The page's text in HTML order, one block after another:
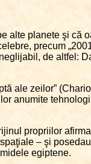
planete şi
precum
de altfel:
ale zeilor”
anumite
propriilor
– şi
egiptene.